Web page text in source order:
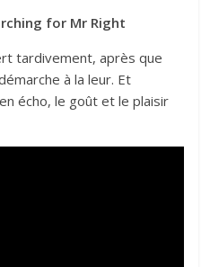
for Mr Right
tardivement, après que
à la leur. Et
écho, le goût et le plaisir